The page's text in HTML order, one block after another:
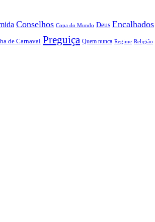
Conselhos Copa do Mundo Deus Encalhados
de Carnaval Preguiça Quem nunca Regime Religião